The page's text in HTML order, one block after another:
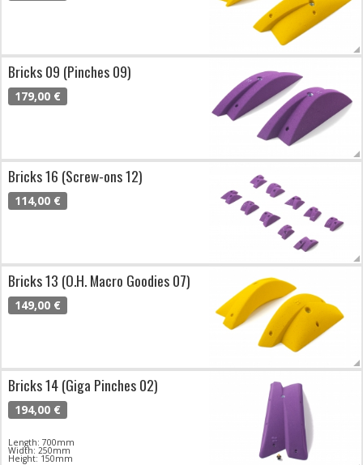
Bricks 09 (Pinches 09)
179,00 €
Bricks 16 (Screw-ons 12)
114,00 €
Bricks 13 (O.H. Macro Goodies 07)
149,00 €
Bricks 14 (Giga Pinches 02)
194,00 €
Length: 700mm
Width: 250mm
Height: 150mm